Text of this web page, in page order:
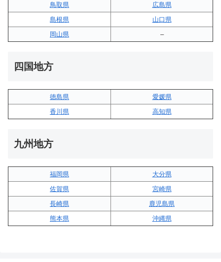
鳥取県
広島県
島根県
山口県
岡山県
–
四国地方
徳島県
愛媛県
香川県
高知県
九州地方
福岡県
大分県
佐賀県
宮崎県
長崎県
鹿児島県
熊本県
沖縄県